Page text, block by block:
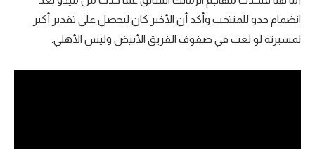
انضمام جدو للمنتخب وأكد أن الأخير كان ليحصل على تقدير أكبر
لمسيرته لو لعب في صفوف الفريق الأبيض وليس الأهلي.